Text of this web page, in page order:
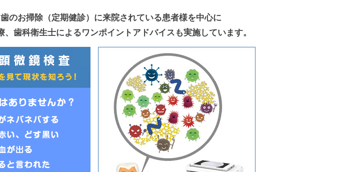
のお掃除（定期健診）に来院されている患者様を中心に
、歯科衛生士によるワンポイントアドバイスも実施しています。